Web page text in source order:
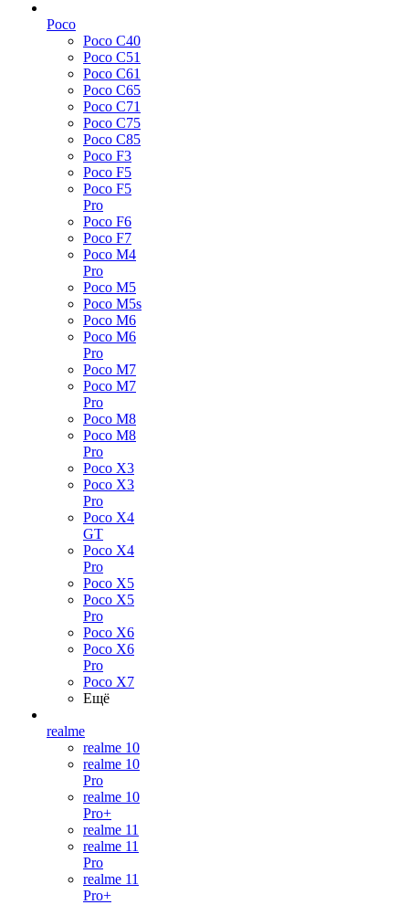
Poco
Poco C40
Poco C51
Poco C61
Poco C65
Poco C71
Poco C75
Poco C85
Poco F3
Poco F5
Poco F5
Pro
Poco F6
Poco F7
Poco M4
Pro
Poco M5
Poco M5s
Poco M6
Poco M6
Pro
Poco M7
Poco M7
Pro
Poco M8
Poco M8
Pro
Poco X3
Poco X3
Pro
Poco X4
GT
Poco X4
Pro
Poco X5
Poco X5
Pro
Poco X6
Poco X6
Pro
Poco X7
Ещё
realme
realme 10
realme 10
Pro
realme 10
Pro+
realme 11
realme 11
Pro
realme 11
Pro+